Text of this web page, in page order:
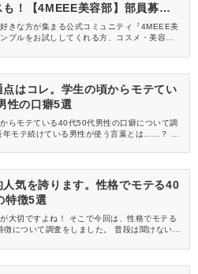
も！【4MEEE美容部】部員募集
きな方が集まる公式コミュニティ『4MEEE美
プルをお試ししてくれる方、コスメ・美容情報
点はコレ。学生の頃からモテてい
性の口癖5選
らモテている40代50代男性の口癖について調
年モテ続けている男性が使う言葉とは……？ 女
気を誇ります。性格でモテる40
特徴5選
大切ですよね！ そこで今回は、性格でモテる
について調査をしました。 普段は聞けない女